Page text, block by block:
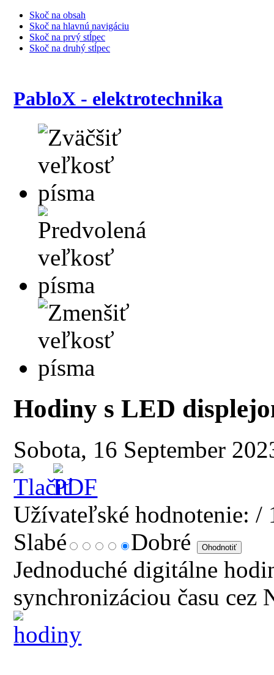
Skoč na obsah
Skoč na hlavnú navigáciu
Skoč na prvý stĺpec
Skoč na druhý stĺpec
PabloX - elektrotechnika
Hodiny s LED
Sobota, 16 September
Užívateľské hodnotenie: /
Slabé
Dobré
Jednoduché digitálne
synchronizáciou času cez